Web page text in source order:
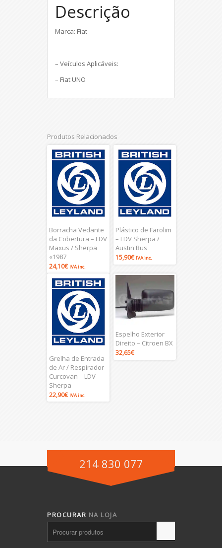
Descrição
Marca: Fiat
– Veículos Aplicáveis:
– Fiat UNO
Produtos Relacionados
Borracha Vedante
da Cobertura – LDV
Maxus / Sherpa
«1987
24,10€ IVA inc.
Plástico de Farolim
– LDV Sherpa /
Austin Bus
15,90€ IVA inc.
Grelha de Entrada
de Ar / Respirador
Curcovan – LDV
Sherpa
22,90€ IVA inc.
Espelho Exterior
Direito – Citroen BX
32,65€
214 830 077
PROCURAR NA LOJA